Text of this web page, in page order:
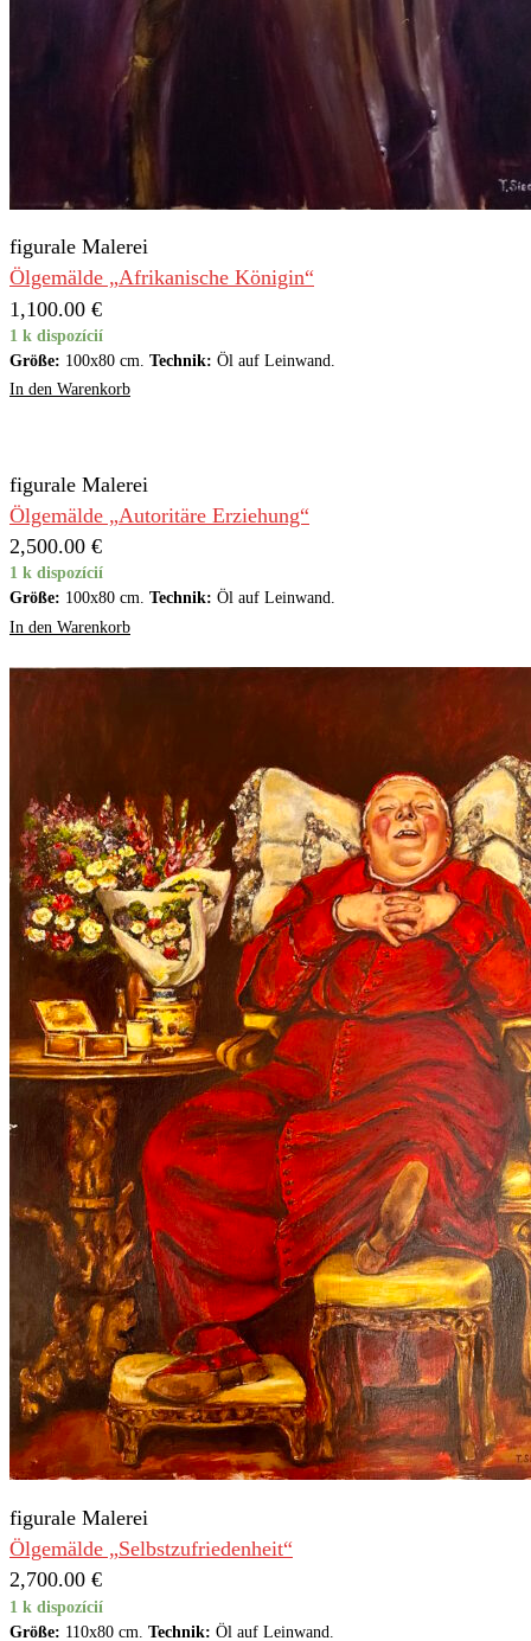
figurale Malerei
Ölgemälde „Afrikanische Königin“
1,100.00 €
1 k dispozícií
Größe: 100x80 cm. Technik: Öl auf Leinwand.
In den Warenkorb
figurale Malerei
Ölgemälde „Autoritäre Erziehung“
2,500.00 €
1 k dispozícií
Größe: 100x80 cm. Technik: Öl auf Leinwand.
In den Warenkorb
figurale Malerei
Ölgemälde „Selbstzufriedenheit“
2,700.00 €
1 k dispozícií
Größe: 110x80 cm. Technik: Öl auf Leinwand.